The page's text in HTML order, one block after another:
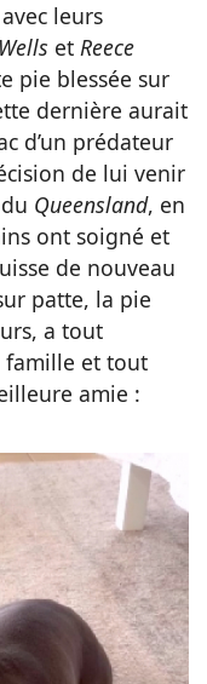
leurs
et Reece
pie blessée sur
dernière aurait
d’un prédateur
de lui venir
Queensland, en
ont soigné et
de nouveau
patte, la pie
a tout
famille et tout
amie :